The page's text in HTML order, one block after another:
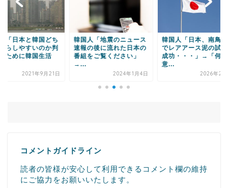
Powered by livedoor 相互RSS
人「地震のニュース
の後に流れた日本の
をご覧ください」
2024年1月4日
韓国人「日本、南鳥島沖
でレアアース泥の試掘に
成功・・・」→「何の
意...
2026年2月4日
韓国人「韓国ネイバ
日本で緊急事態・・
本のLINEの経営権
コメントガイドライン
読者の皆様が安心して利用できるコメント欄の維持
にご協力をお願いいたします。